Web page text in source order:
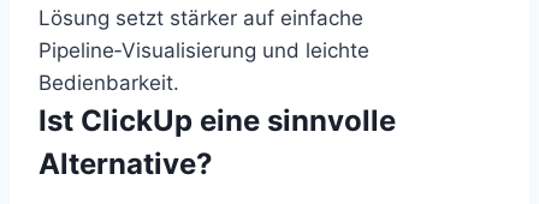
Lösung setzt stärker auf einfache
Pipeline‑Visualisierung und leichte
Bedienbarkeit.
Ist ClickUp eine sinnvolle
Alternative?